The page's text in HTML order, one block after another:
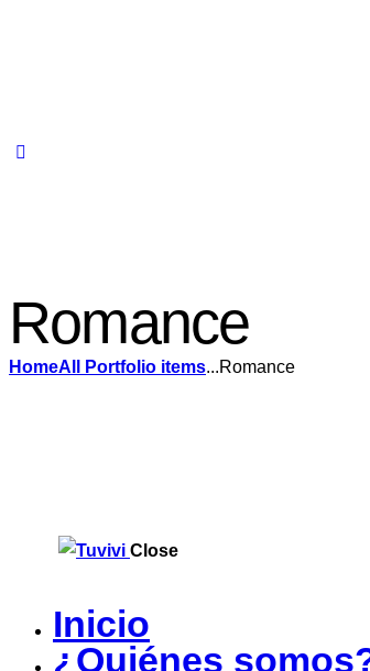
Romance
HomeAll Portfolio items...Romance
Close
Inicio
¿Quiénes